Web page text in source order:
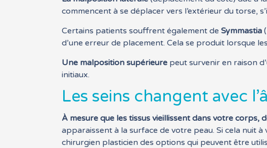
commencent à se déplacer vers l’extérieur du torse,
Certains patients souffrent également deSymmastia
d’une erreur de placement. Cela se produit lorsque
Une malposition supérieure peut survenir en raison
initiaux.
Les seins changent avec
À mesure que les tissus vieillissent dans votre corps,
apparaissent à la surface de votre peau. Si cela nuit
chirurgien plasticien des options qui peuvent être